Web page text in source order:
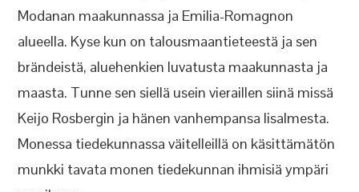
Modanan maakunnassa ja Emilia-Romagnon
alueella. Kyse kun on talousmaantieteestä ja sen
brändeistä, aluehenkien luvatusta maakunnasta ja
maasta. Tunne sen siellä usein vieraillen siinä missä
Keijo Rosbergin ja hänen vanhempansa Iisalmesta.
Monessa tiedekunnassa väitelleillä on käsittämätön
munkki tavata monen tiedekunnan ihmisiä ympäri